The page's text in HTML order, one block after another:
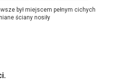
był miejscem pełnym cichych
ściany nosiły